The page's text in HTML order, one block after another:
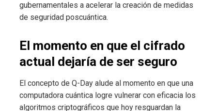
gubernamentales a acelerar la creación de medidas
de seguridad poscuántica.
El momento en que el cifrado
actual dejaría de ser seguro
El concepto de Q-Day alude al momento en que una
computadora cuántica logre vulnerar con eficacia los
algoritmos criptográficos que hoy resguardan la